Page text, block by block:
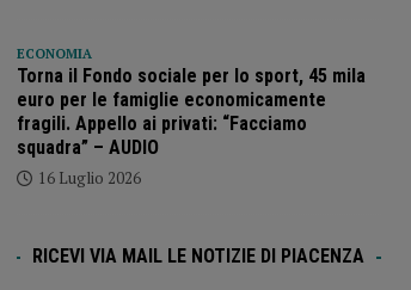
ECONOMIA
Torna il Fondo sociale per lo sport, 45 mila
euro per le famiglie economicamente
fragili. Appello ai privati: “Facciamo
squadra” – AUDIO
16 Luglio 2026
RICEVI VIA MAIL LE NOTIZIE DI PIACENZA